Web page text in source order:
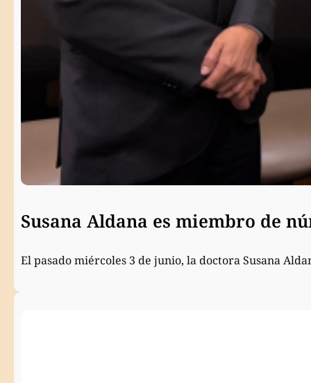
Susana Aldana es miembro de
El pasado miércoles 3 de junio, la doctora Susana